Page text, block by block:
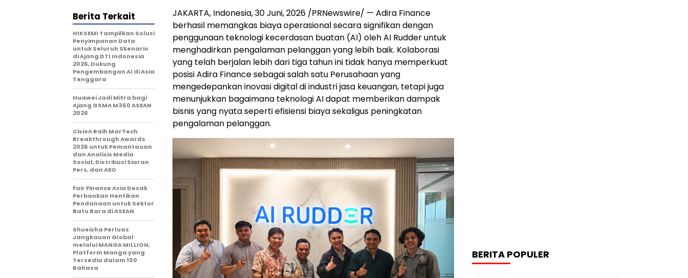
JAKARTA, Indonesia,30 Juni, 2026 /PRNewswire/ — Adira Finance
berhasil memangkas biaya operasional secara signifikan dengan
penggunaan teknologi kecerdasan buatan (AI) oleh AI Rudder untuk
menghadirkan pengalaman pelanggan yang lebih baik. Kolaborasi
yang telah berjalan lebih dari tiga tahun ini tidak hanya memperkuat
posisi Adira Finance sebagai salah satu Perusahaan yang
mengedepankan inovasi digital di industri jasa keuangan, tetapi juga
menunjukkan bagaimana teknologi AI dapat memberikan dampak
bisnis yang nyata seperti efisiensi biaya sekaligus peningkatan
pengalaman pelanggan.
Berita Terkait
HIKSEMI Tampilkan Solusi
Penyimpanan Data
untuk Seluruh Skenario
di Ajang DTI Indonesia
2026, Dukung
Pengembangan AI di Asia
Tenggara
Huawei Jadi Mitra bagi
Ajang GSMA M360 ASEAN
2026
Cision Raih MarTech
Breakthrough Awards
2026 untuk Pemantauan
dan Analisis Media
Sosial, Distribusi Siaran
Pers, dan AEO
Fair Finance Asia Desak
Perbankan Hentikan
Pendanaan untuk Sektor
Batu Bara di ASEAN
Shueisha Perluas
Jangkauan Global
melalui MANGA MILLION,
Platform Manga yang
Tersedia dalam 100
Bahasa
BERITA POPULER